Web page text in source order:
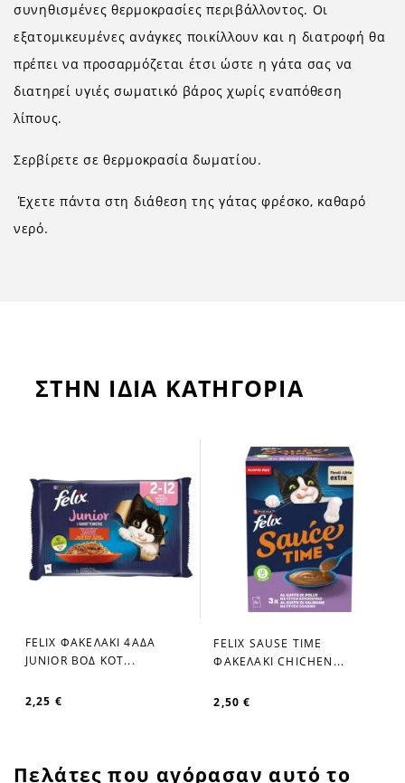
συνηθισμένες θερμοκρασίες περιβάλλοντος. Οι
εξατομικευμένες ανάγκες ποικίλλουν και η διατροφή θα
πρέπει να προσαρμόζεται έτσι ώστε η γάτα σας να
διατηρεί υγιές σωματικό βάρος χωρίς εναπόθεση
λίπους.
Σερβίρετε σε θερμοκρασία δωματίου.
Έχετε πάντα στη διάθεση της γάτας φρέσκο, καθαρό
νερό.
ΣΤΗΝ ΙΔΙΑ ΚΑΤΗΓΟΡΙΑ
favorite_border
FELIX ΦΑΚΕΛΑΚΙ 4ΑΔΑ
JUNIOR ΒΟΔ ΚΟΤ...
2,25 €
favorite_border
FELIX SAUSE TIME
ΦΑΚΕΛΑΚΙ CHICHEN...
2,50 €
Πελάτες που αγόρασαν αυτό το